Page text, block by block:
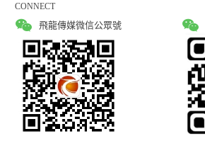
CONNECT
飛龍傳媒微信公眾號